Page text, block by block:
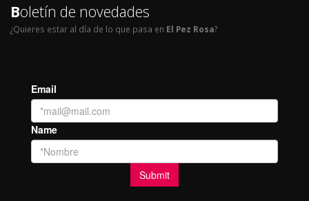
Boletín de novedades
¿Quieres estar al día de lo que pasa en El Pez Rosa?